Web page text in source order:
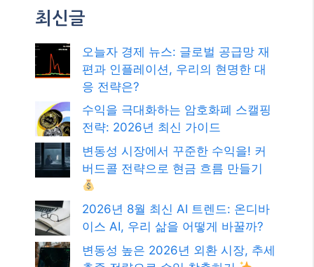
2026년 8월 최신 AI 트렌드: 온디바
이스 AI, 우리 삶을 어떻게 바꿀까?
변동성 높은 2026년 외환 시장, 추세
추종 전략으로 수익 창출하기
카테고리
카테고리